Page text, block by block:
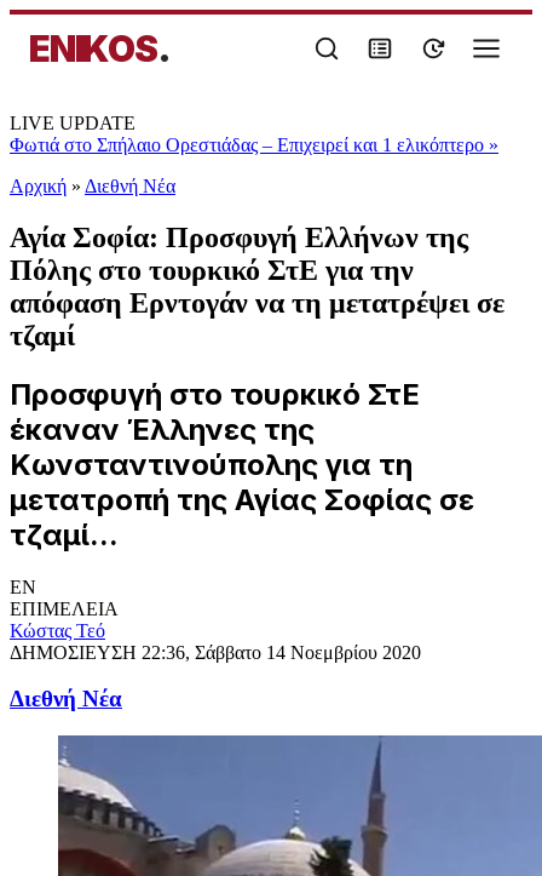
ENIKOS.
LIVE UPDATE
Φωτιά στο Σπήλαιο Ορεστιάδας – Επιχειρεί και 1 ελικόπτερο »
Αρχική » Διεθνή Νέα
Αγία Σοφία: Προσφυγή Ελλήνων της
Πόλης στο τουρκικό ΣτΕ για την
απόφαση Ερντογάν να τη μετατρέψει σε
τζαμί
Προσφυγή στο τουρκικό ΣτΕ
έκαναν Έλληνες της
Κωνσταντινούπολης για τη
μετατροπή της Αγίας Σοφίας σε
τζαμί...
EN
ΕΠΙΜΕΛΕΙΑ
Κώστας Τεό
ΔΗΜΟΣΙΕΥΣΗ 22:36, Σάββατο 14 Νοεμβρίου 2020
Διεθνή Νέα